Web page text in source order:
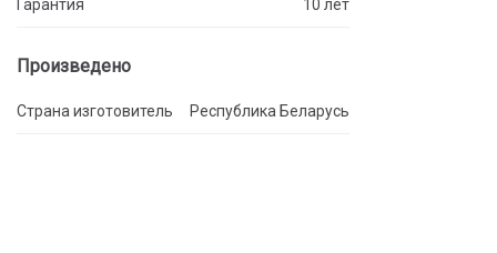
Гарантия 10 лет
Произведено
Страна изготовитель Республика Беларусь